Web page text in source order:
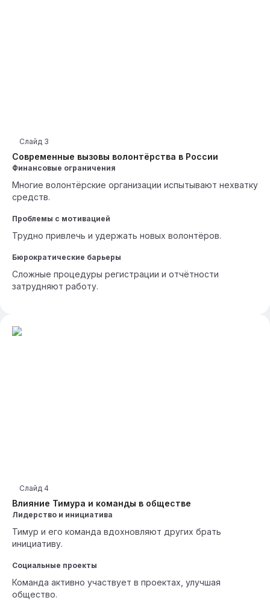
Современные вызовы волонтёрства в России
Слайд 3
Финансовые ограничения
Многие волонтёрские организации испытывают нехватку
средств.
Проблемы с мотивацией
Трудно привлечь и удержать новых волонтёров.
Бюрократические барьеры
Сложные процедуры регистрации и отчётности
затрудняют работу.
Влияние Тимура и команды в обществе
Слайд 4
Лидерство и инициатива
Тимур и его команда вдохновляют других брать
инициативу.
Социальные проекты
Команда активно участвует в проектах, улучшая
общество.